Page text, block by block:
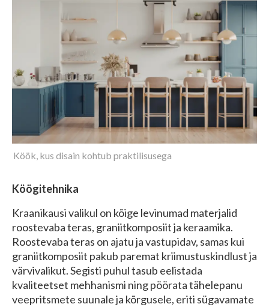
Köök, kus disain kohtub praktilisusega
Köögitehnika
Kraanikausi valikul on kõige levinumad materjalid
roostevaba teras, graniitkomposiit ja keraamika.
Roostevaba teras on ajatu ja vastupidav, samas kui
graniitkomposiit pakub paremat kriimustuskindlust ja
värvivalikut. Segisti puhul tasub eelistada
kvaliteetset mehhanismi ning pöörata tähelepanu
veepritsmete suunale ja kõrgusele, eriti sügavamate